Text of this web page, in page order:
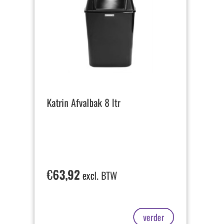
Katrin Afvalbak 8 ltr
€63,92excl. BTW
verder